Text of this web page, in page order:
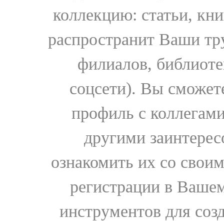
коллекцию: статьи,
распространит Ваши
филиалов,
соцсети). Вы
профиль с
другими
ознакомить их со
регистрации в
инструментов для